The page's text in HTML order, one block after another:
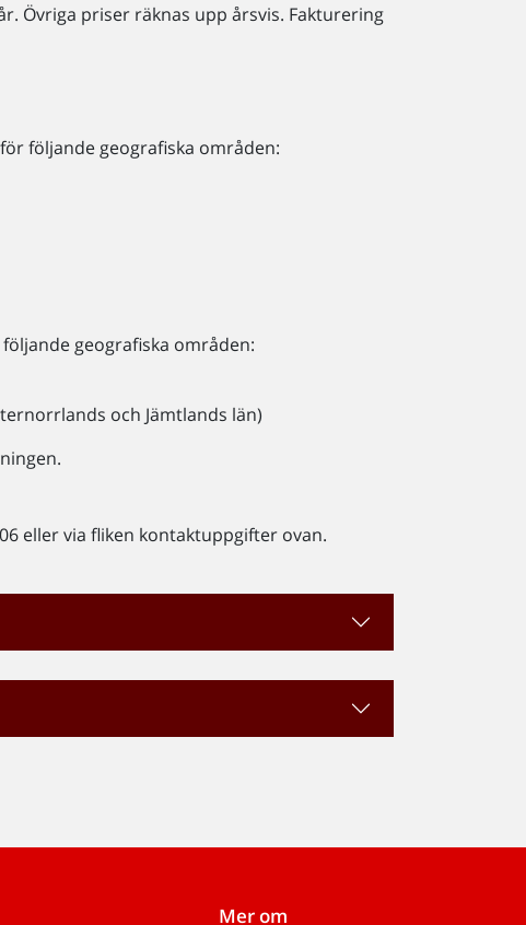
Övriga priser räknas upp årsvis. Fakturering
följande geografiska områden:
geografiska områden:
och Jämtlands län)
eller via fliken kontaktuppgifter ovan.
Mer om